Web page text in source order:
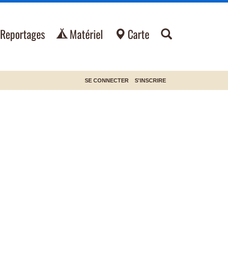
Reportages Matériel Carte
SE CONNECTER S'INSCRIRE